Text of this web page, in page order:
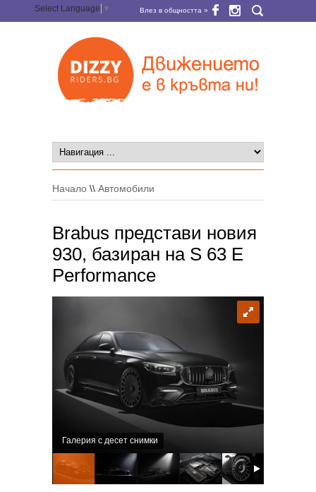
Select Language ▼ Влез в общността »
Начало \\ Автомобили
Brabus представи новия
930, базиран на S 63 E
Performance
Галерия с десет снимки